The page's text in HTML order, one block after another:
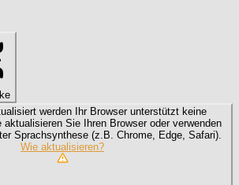
werden
Ihr Browser unterstützt keine
Sie Ihren Browser oder verwenden
Sprachsynthese (z.B. Chrome, Edge, Safari).
Wie aktualisieren?